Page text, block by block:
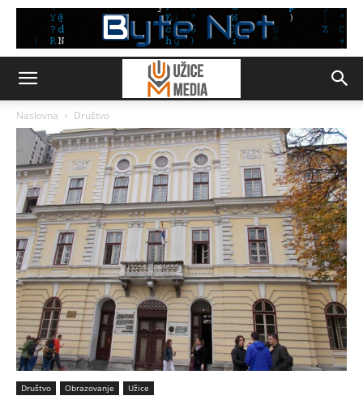
Naslovna Društvo
Društvo Obrazovanje Užice